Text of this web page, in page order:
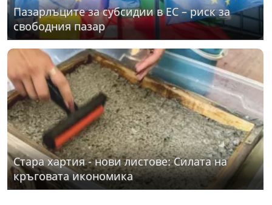
Пазарлъците за субсидии в ЕС – риск за
свободния пазар
Стара хартия - нови листове: Силата на
кръговата икономика